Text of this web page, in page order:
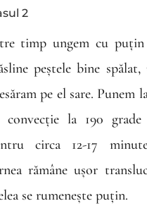
2
timp ungem cu
peștele bine spălat,
pe el sare. Punem
convecție la 190 grade
circa 12-17
rămâne ușor
se rumenește puțin.